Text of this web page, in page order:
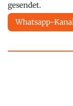
gesendet.
Whatsapp-